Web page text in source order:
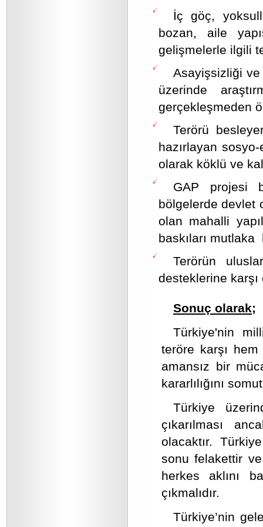
İç göç,
bozan, aile
gelişmelerle ilgili
Asayişsizliği
üzerinde
gerçekleşmeden
Terörü
hazırlayan
olarak köklü ve
GAP projesi
bölgelerde devlet
olan mahalli
baskıları mutlaka
Terörün
desteklerine karşı
Sonuç olarak;
Türkiye'nin
teröre karşı
amansız bir
kararlılığını
Türkiye
çıkarılması
olacaktır.
sonu felakettir
herkes aklını
çıkmalıdır.
Türkiye’nin